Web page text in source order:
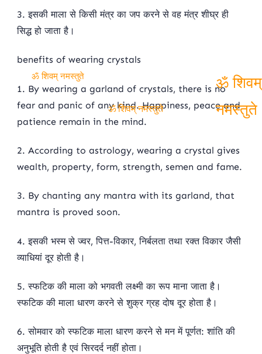
3. इसकी माला से किसी मंत्र का जप करने से वह मंत्र शीघ्र ही
सिद्ध हो जाता है।
benefits of wearing crystals
1. By wearing a garland of crystals, there is no
fear and panic of any kind. Happiness, peace and
patience remain in the mind.
2. According to astrology, wearing a crystal gives
wealth, property, form, strength, semen and fame.
3. By chanting any mantra with its garland, that
mantra is proved soon.
4. इसकी भस्म से ज्वर, पित्त-विकार, निर्बलता तथा रक्त विकार जैसी
व्याधियां दूर होती है।
5. स्फटिक की माला को भगवती लक्ष्मी का रूप माना जाता है।
स्फटिक की माला धारण करने से शुक्र ग्रह दोष दूर होता है।
6. सोमवार को स्फटिक माला धारण करने से मन में पूर्णत: शांति की
अनुभूति होती है एवं सिरदर्द नहीं होता।
ॐ शिवम् नमस्तुते
ॐ शिवम् नमस्तुते
ॐ